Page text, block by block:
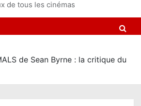
de tous les cinémas
de Sean Byrne : la critique du